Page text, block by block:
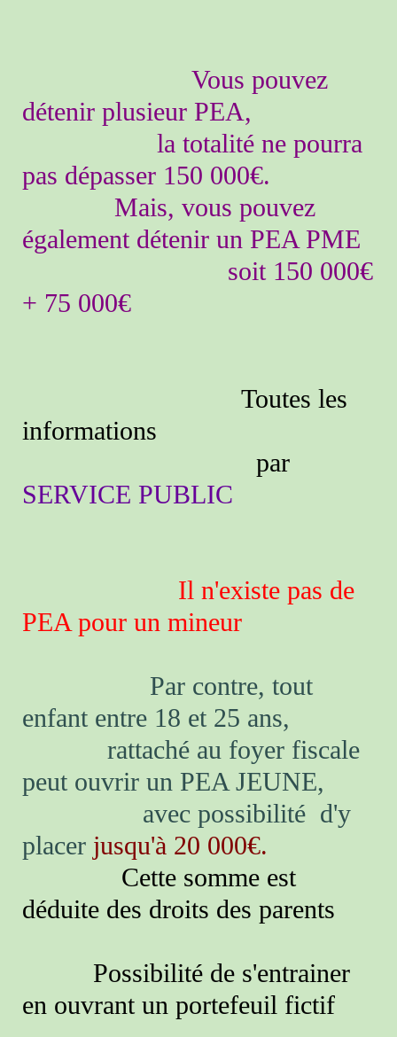
Vous pouvez
détenir plusieur PEA,
la totalité ne pourra
pas dépasser 150 000€.
Mais, vous pouvez
également détenir un PEA PME
soit 150 000€
+ 75 000€
Toutes les
informations
par
SERVICE PUBLIC
Il n'existe pas de
PEA pour un mineur
Par contre, tout
enfant entre 18 et 25 ans,
rattaché au foyer fiscale
peut ouvrir un PEA JEUNE,
avec possibilité d'y
placer jusqu'à 20 000€.
Cette somme est
déduite des droits des parents
Possibilité de s'entrainer
en ouvrant un portefeuil fictif